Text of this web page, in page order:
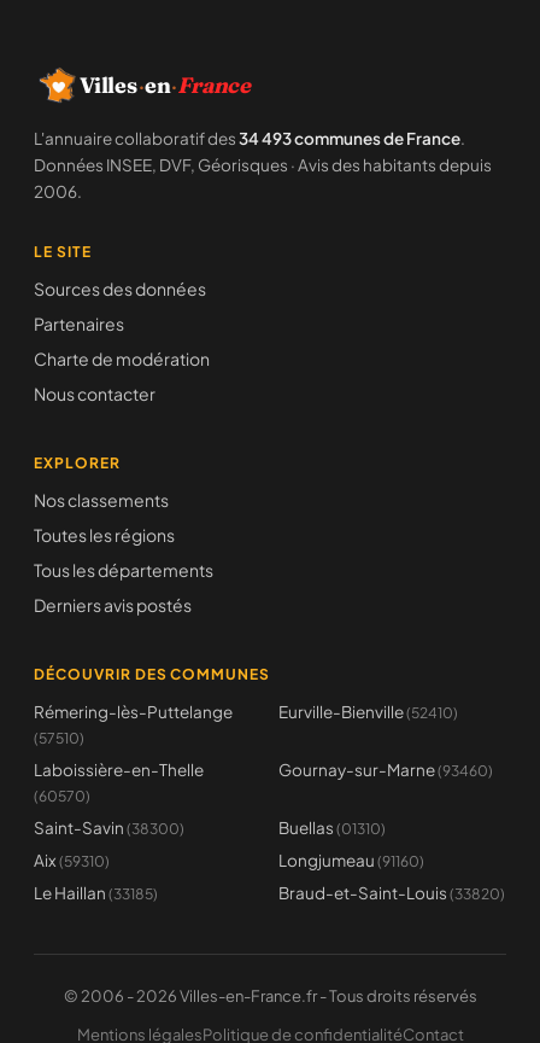
Villes·en·France
L'annuaire collaboratif des34 493 communes de France.
Données INSEE, DVF, Géorisques · Avis des habitants depuis
2006.
LE SITE
Sources des données
Partenaires
Charte de modération
Nous contacter
EXPLORER
Nos classements
Toutes les régions
Tous les départements
Derniers avis postés
DÉCOUVRIR DES COMMUNES
Rémering-lès-Puttelange
(57510)
Eurville-Bienville(52410)
Laboissière-en-Thelle
(60570)
Gournay-sur-Marne(93460)
Saint-Savin (38300) Buellas (01310)
Aix (59310) Longjumeau (91160)
Le Haillan (33185) Braud-et-Saint-Louis (33820)
© 2006 - 2026 Villes-en-France.fr - Tous droits réservés
Mentions légalesPolitique de confidentialitéContact